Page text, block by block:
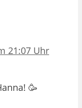
21:07 Uhr
🥳